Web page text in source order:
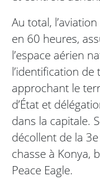
Au total,
en 60 heures,
l’espace aérien
l’identification
approchant le
d’État et
dans la capitale.
décollent de la
chasse à Konya,
Peace Eagle.